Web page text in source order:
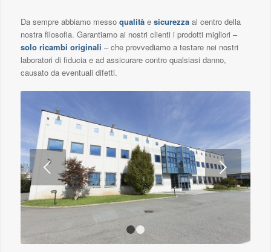
Da sempre abbiamo messoqualitàe sicurezzaal centro della
nostra filosofia. Garantiamo ai nostri clienti i prodotti migliori –
solo ricambi originali – che provvediamo a testare nei nostri
laboratori di fiducia e ad assicurare contro qualsiasi danno,
causato da eventuali difetti.
Next